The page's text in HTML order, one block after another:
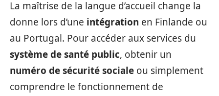
La maîtrise de la langue d’accueil change la
donne lors d’une intégration en Finlande ou
au Portugal. Pour accéder aux services du
système de santé public, obtenir un
numéro de sécurité sociale ou simplement
comprendre le fonctionnement de